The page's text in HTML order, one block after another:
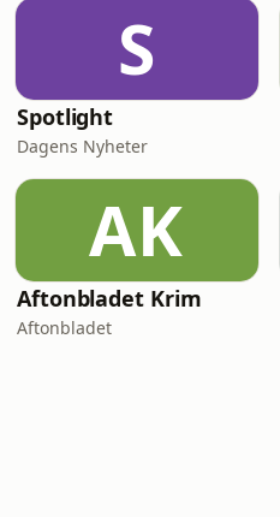
S
Spotlight
Dagens Nyheter
AK
Aftonbladet Krim
Aftonbladet